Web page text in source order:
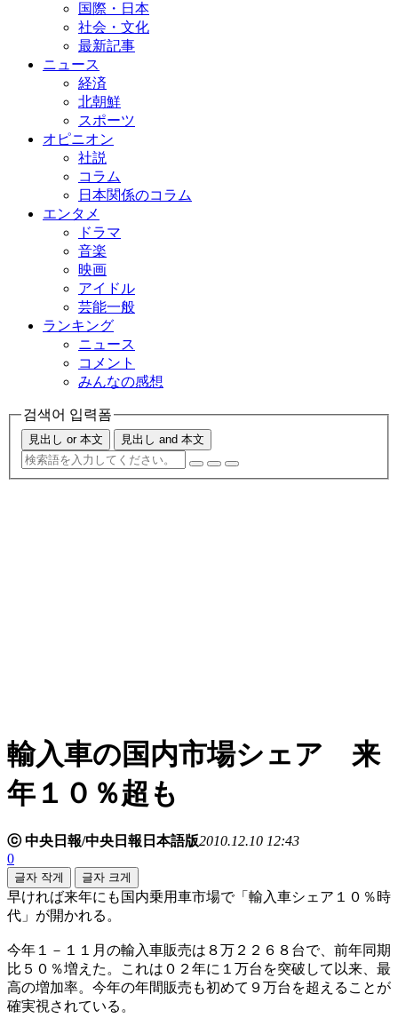
国際・日本
社会・文化
最新記事
ニュース
経済
北朝鮮
スポーツ
オピニオン
社説
コラム
日本関係のコラム
エンタメ
ドラマ
音楽
映画
アイドル
芸能一般
ランキング
ニュース
コメント
みんなの感想
검색어 입력폼
見出し or 本文 見出し and 本文
輸入車の国内市場シェア 来
年１０％超も
ⓒ 中央日報/中央日報日本語版2010.12.10 12:43
0
글자 작게 글자 크게
早ければ来年にも国内乗用車市場で「輸入車シェア１０％時
代」が開かれる。
今年１－１１月の輸入車販売は８万２２６８台で、前年同期
比５０％増えた。これは０２年に１万台を突破して以来、最
高の増加率。今年の年間販売も初めて９万台を超えることが
確実視されている。